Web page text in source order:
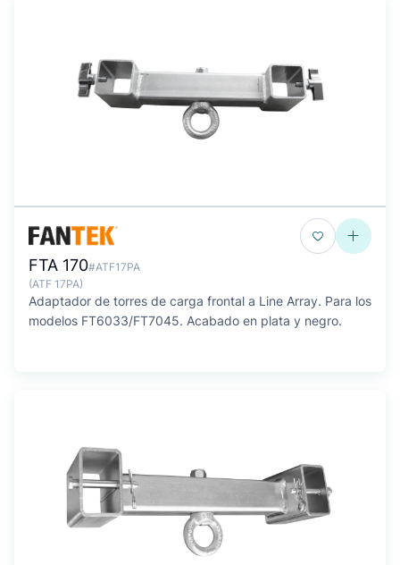
FTA 170#ATF17PA
(ATF 17PA)
Adaptador de torres de carga frontal a Line Array. Para los
modelos FT6033/FT7045. Acabado en plata y negro.